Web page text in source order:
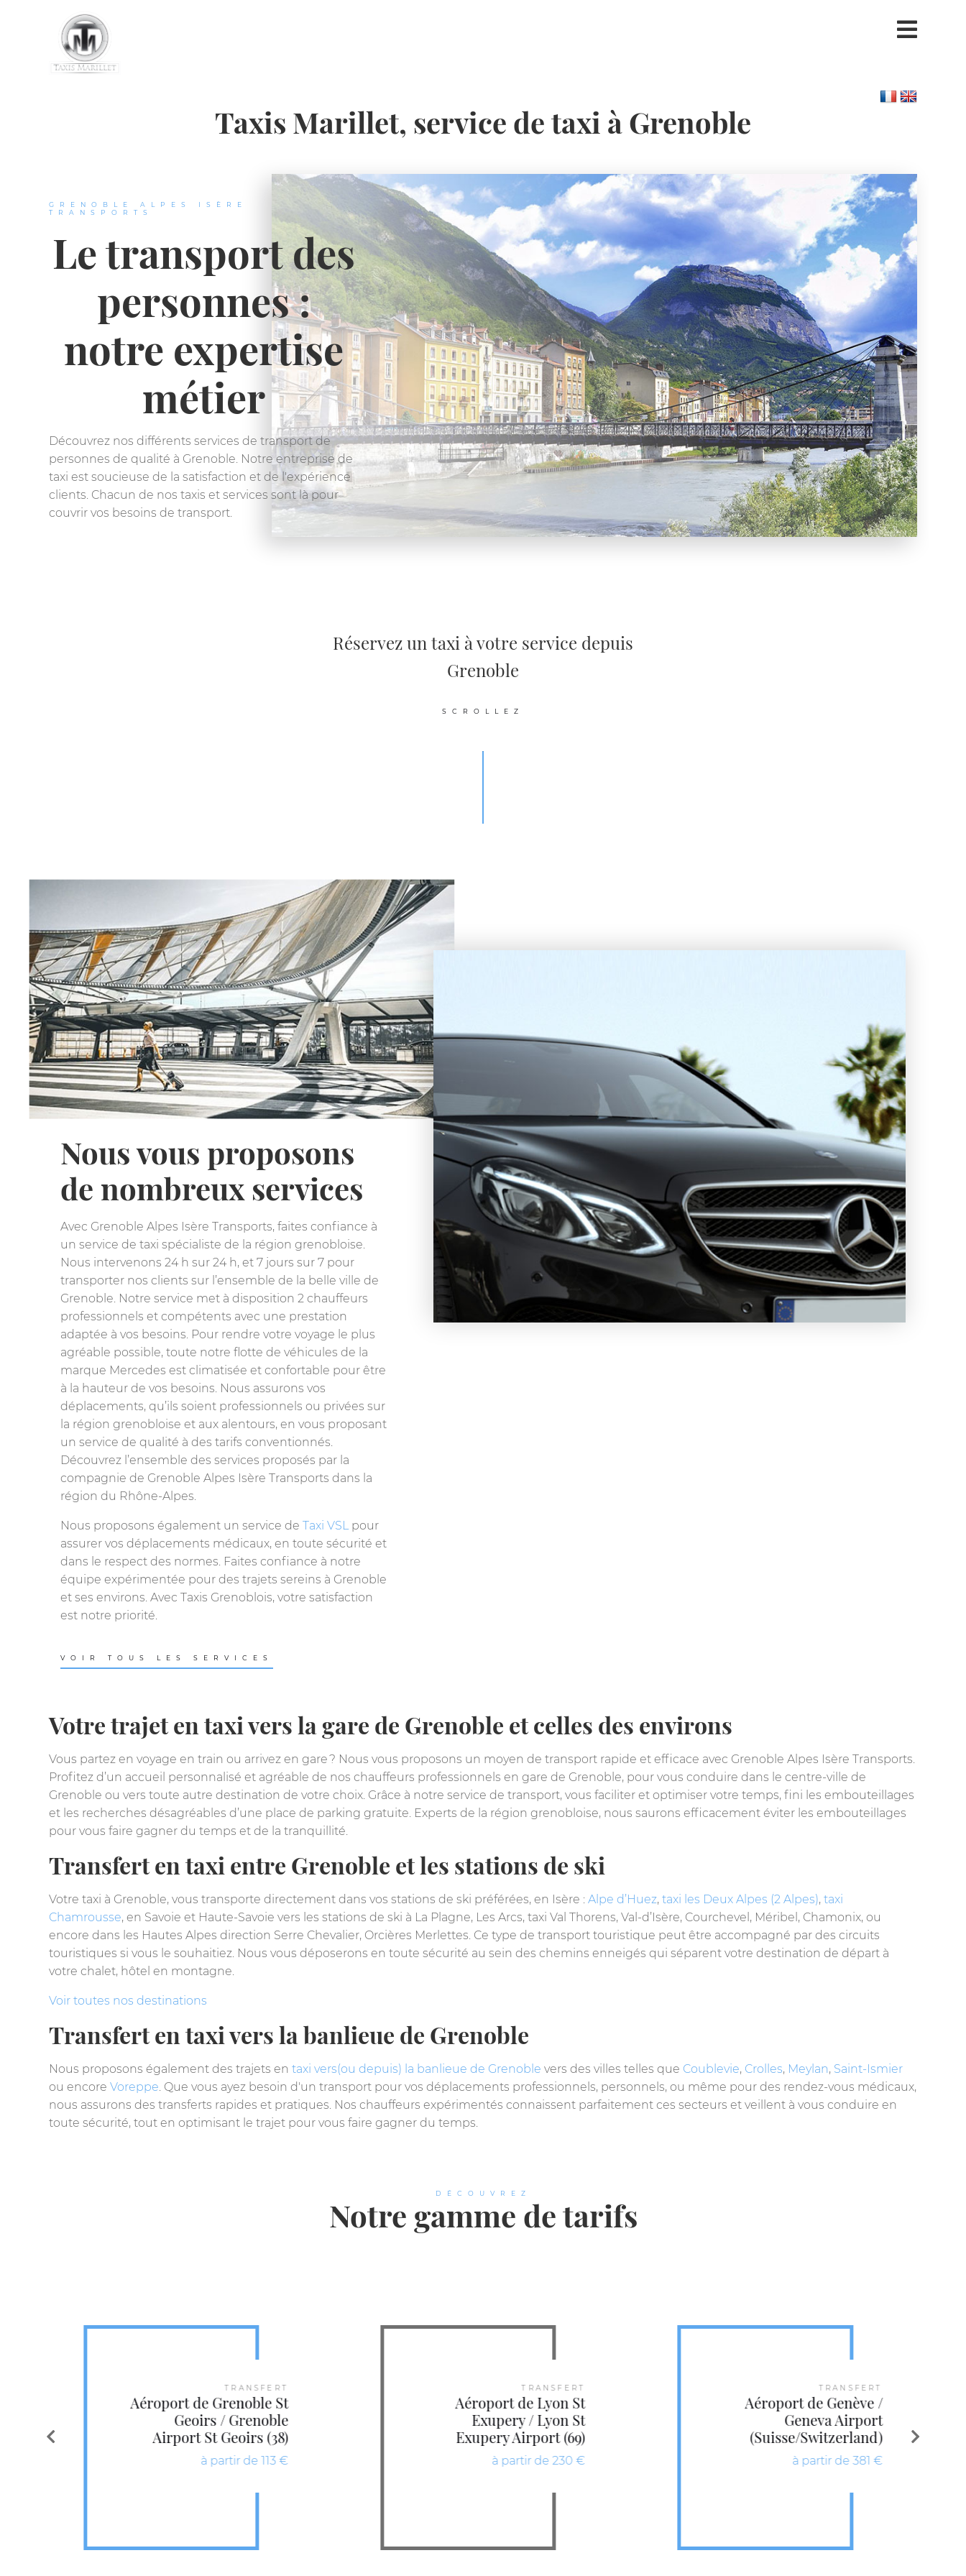
Taxis Marillet, service de taxi à Grenoble
GRENOBLE ALPES ISÈRE
TRANSPORTS
Taxis à Grenoble
et sa banlieu
Optez pour nos services de transports à Grenoble et
sa banlieu. Choisissez un service de qualité haut de
gammes pour vos déplacements. Découvrez nos
différents véhicules et services à bords. Réservation
7/24
Réservez un taxi à votre service depuis
Grenoble
SCROLLEZ
Nous vous proposons
de nombreux services
Avec Grenoble Alpes Isère Transports, faites confiance à
un service de taxi spécialiste de la région grenobloise.
Nous intervenons 24 h sur 24 h, et 7 jours sur 7 pour
transporter nos clients sur l’ensemble de la belle ville de
Grenoble. Notre service met à disposition 2 chauffeurs
professionnels et compétents avec une prestation
adaptée à vos besoins. Pour rendre votre voyage le plus
agréable possible, toute notre flotte de véhicules de la
marque Mercedes est climatisée et confortable pour être
à la hauteur de vos besoins. Nous assurons vos
déplacements, qu’ils soient professionnels ou privées sur
la région grenobloise et aux alentours, en vous proposant
un service de qualité à des tarifs conventionnés.
Découvrez l’ensemble des services proposés par la
compagnie de Grenoble Alpes Isère Transports dans la
région du Rhône-Alpes.
Nous proposons également un service de Taxi VSL pour
assurer vos déplacements médicaux, en toute sécurité et
dans le respect des normes. Faites confiance à notre
équipe expérimentée pour des trajets sereins à Grenoble
et ses environs. Avec Taxis Grenoblois, votre satisfaction
est notre priorité.
VOIR TOUS LES SERVICES
Votre trajet en taxi vers la gare de Grenoble et celles des environs
Vous partez en voyage en train ou arrivez en gare ? Nous vous proposons un moyen de transport rapide et efficace avec Grenoble Alpes Isère Transports.
Profitez d’un accueil personnalisé et agréable de nos chauffeurs professionnels en gare de Grenoble, pour vous conduire dans le centre-ville de
Grenoble ou vers toute autre destination de votre choix. Grâce à notre service de transport, vous faciliter et optimiser votre temps, fini les embouteillages
et les recherches désagréables d’une place de parking gratuite. Experts de la région grenobloise, nous saurons efficacement éviter les embouteillages
pour vous faire gagner du temps et de la tranquillité.
Transfert en taxi entre Grenoble et les stations de ski
Votre taxi à Grenoble, vous transporte directement dans vos stations de ski préférées, en Isère : Alpe d’Huez, taxi les Deux Alpes (2 Alpes), taxi
Chamrousse, en Savoie et Haute-Savoie vers les stations de ski à La Plagne, Les Arcs, taxi Val Thorens, Val-d’Isère, Courchevel, Méribel, Chamonix, ou
encore dans les Hautes Alpes direction Serre Chevalier, Orcières Merlettes. Ce type de transport touristique peut être accompagné par des circuits
touristiques si vous le souhaitiez. Nous vous déposerons en toute sécurité au sein des chemins enneigés qui séparent votre destination de départ à
votre chalet, hôtel en montagne.
Voir toutes nos destinations
Transfert en taxi vers la banlieue de Grenoble
Nous proposons également des trajets en taxi vers(ou depuis) la banlieue de Grenoble vers des villes telles que Coublevie, Crolles, Meylan, Saint-Ismier
ou encore Voreppe . Que vous ayez besoin d'un transport pour vos déplacements professionnels, personnels, ou même pour des rendez-vous médicaux,
nous assurons des transferts rapides et pratiques. Nos chauffeurs expérimentés connaissent parfaitement ces secteurs et veillent à vous conduire en
toute sécurité, tout en optimisant le trajet pour vous faire gagner du temps.
DÉCOUVREZ
Notre gamme de tarifs
TRANSFERT
Aéroport de Grenoble St
Geoirs / Grenoble
Airport St Geoirs (38)
à partir de 113 €
TRANSFERT
Aéroport de Lyon St
Exupery / Lyon St
Exupery Airport (69)
à partir de 230 €
TRANSFERT
Aéroport de Genève /
Geneva Airport
(Suisse/Switzerland)
à partir de 381 €